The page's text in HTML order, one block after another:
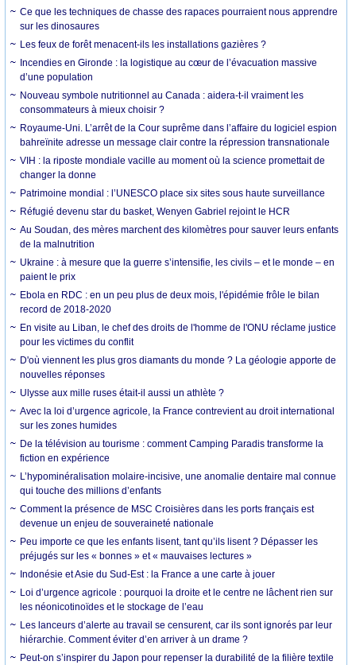
Ce que les techniques de chasse des rapaces pourraient nous apprendre
sur les dinosaures
Les feux de forêt menacent-ils les installations gazières ?
Incendies en Gironde : la logistique au cœur de l’évacuation massive
d’une population
Nouveau symbole nutritionnel au Canada : aidera-t-il vraiment les
consommateurs à mieux choisir ?
Royaume-Uni. L’arrêt de la Cour suprême dans l’affaire du logiciel espion
bahreïnite adresse un message clair contre la répression transnationale
VIH : la riposte mondiale vacille au moment où la science promettait de
changer la donne
Patrimoine mondial : l’UNESCO place six sites sous haute surveillance
Réfugié devenu star du basket, Wenyen Gabriel rejoint le HCR
Au Soudan, des mères marchent des kilomètres pour sauver leurs enfants
de la malnutrition
Ukraine : à mesure que la guerre s’intensifie, les civils – et le monde – en
paient le prix
Ebola en RDC : en un peu plus de deux mois, l'épidémie frôle le bilan
record de 2018-2020
En visite au Liban, le chef des droits de l'homme de l'ONU réclame justice
pour les victimes du conflit
D'où viennent les plus gros diamants du monde ? La géologie apporte de
nouvelles réponses
Ulysse aux mille ruses était-il aussi un athlète ?
Avec la loi d’urgence agricole, la France contrevient au droit international
sur les zones humides
De la télévision au tourisme : comment Camping Paradis transforme la
fiction en expérience
L’hypominéralisation molaire-incisive, une anomalie dentaire mal connue
qui touche des millions d’enfants
Comment la présence de MSC Croisières dans les ports français est
devenue un enjeu de souveraineté nationale
Peu importe ce que les enfants lisent, tant qu’ils lisent ? Dépasser les
préjugés sur les « bonnes » et « mauvaises lectures »
Indonésie et Asie du Sud-Est : la France a une carte à jouer
Loi d’urgence agricole : pourquoi la droite et le centre ne lâchent rien sur
les néonicotinoïdes et le stockage de l’eau
Les lanceurs d’alerte au travail se censurent, car ils sont ignorés par leur
hiérarchie. Comment éviter d’en arriver à un drame ?
Peut-on s’inspirer du Japon pour repenser la durabilité de la filière textile